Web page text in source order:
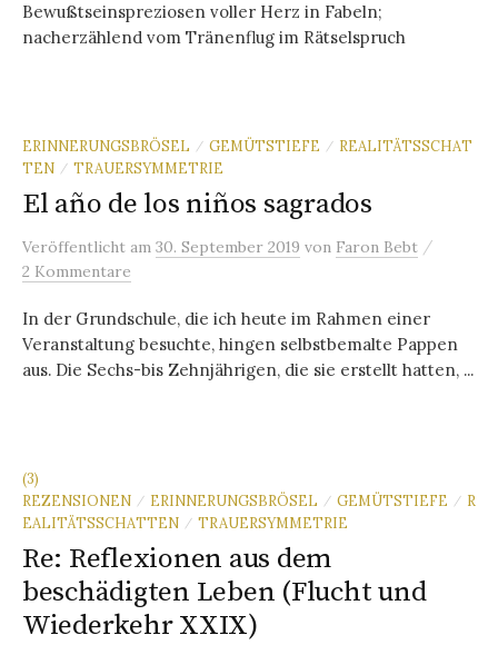
Bewußtseinspreziosen voller Herz in Fabeln;
nacherzählend vom Tränenflug im Rätselspruch
ERINNERUNGSBRÖSEL / GEMÜTSTIEFE / REALITÄTSSCHAT
TEN / TRAUERSYMMETRIE
El año de los niños sagrados
Veröffentlicht am 30. September 2019 von Faron Bebt /
2 Kommentare
In der Grundschule, die ich heute im Rahmen einer
Veranstaltung besuchte, hingen selbstbemalte Pappen
aus. Die Sechs-bis Zehnjährigen, die sie erstellt hatten, ...
(3)
REZENSIONEN / ERINNERUNGSBRÖSEL / GEMÜTSTIEFE / R
EALITÄTSSCHATTEN / TRAUERSYMMETRIE
Re: Reflexionen aus dem
beschädigten Leben (Flucht und
Wiederkehr XXIX)